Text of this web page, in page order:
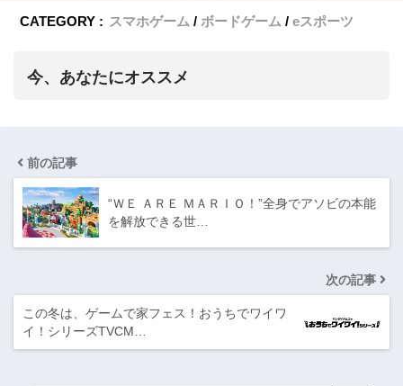
CATEGORY : スマホゲーム ボードゲーム eスポーツ
今、あなたにオススメ
前の記事
“ＷＥ ＡＲＥ ＭＡＲＩＯ！”全身でアソビの本能
を解放できる世…
次の記事
この冬は、ゲームで家フェス！おうちでワイワ
イ！シリーズTVCM…